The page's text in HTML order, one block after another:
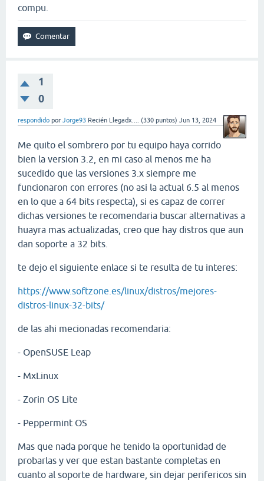
compu.
1
0
respondido por Jorge93 Recién Llegadx.... (330 puntos) Jun 13, 2024
Me quito el sombrero por tu equipo haya corrido
bien la version 3.2, en mi caso al menos me ha
sucedido que las versiones 3.x siempre me
funcionaron con errores (no asi la actual 6.5 al menos
en lo que a 64 bits respecta), si es capaz de correr
dichas versiones te recomendaria buscar alternativas a
huayra mas actualizadas, creo que hay distros que aun
dan soporte a 32 bits.
te dejo el siguiente enlace si te resulta de tu interes:
https://www.softzone.es/linux/distros/mejores-
distros-linux-32-bits/
de las ahi mecionadas recomendaria:
- OpenSUSE Leap
- MxLinux
- Zorin OS Lite
- Peppermint OS
Mas que nada porque he tenido la oportunidad de
probarlas y ver que estan bastante completas en
cuanto al soporte de hardware, sin dejar perifericos sin